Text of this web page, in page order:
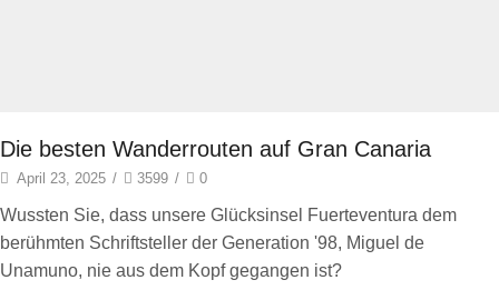
Die besten Wanderrouten auf Gran Canaria
April 23, 2025 / 3599 / 0
Wussten Sie, dass unsere Glücksinsel Fuerteventura dem
berühmten Schriftsteller der Generation '98, Miguel de
Unamuno, nie aus dem Kopf gegangen ist?